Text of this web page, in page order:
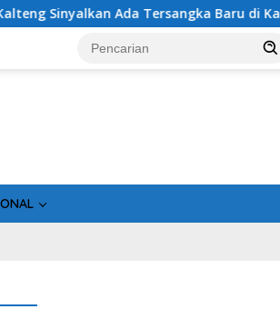
Baru di Kasus Hibah Rp40 Miliar